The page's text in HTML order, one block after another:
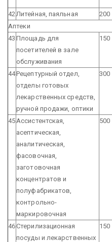
42 Литейная, паяльная 200
Аптеки
43 Площадь для
посетителей в зале
обслуживания
150
44Рецептурный отдел,
отделы готовых
лекарственных средств,
ручной продажи, оптики
300
45 Ассистентская,
асептическая,
аналитическая,
фасовочная,
заготовочная
концентратов и
полуфабрикатов,
контрольно-
маркировочная
500
46Стерилизационная
посуды и лекарственных
150